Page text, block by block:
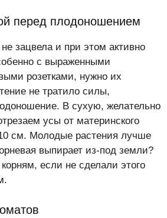
перед плодоношением
зацвела и при этом активно
с выраженными
розетками, нужно их
не тратило силы,
В сухую, желательно
усы от материнского
см. Молодые растения лучше
выпирает из-под земли?
если не сделали этого